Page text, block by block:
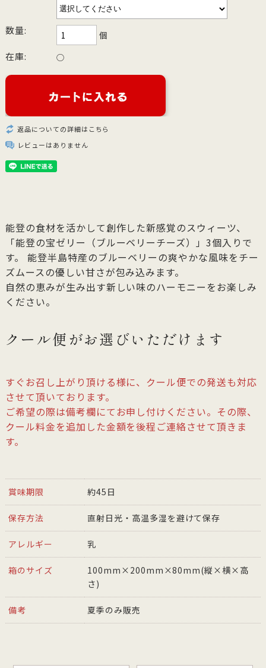
数量: 個
在庫: ○
返品についての詳細はこちら
レビューはありません
能登の食材を活かして創作した新感覚のスウィーツ、
「能登の宝ゼリー（ブルーベリーチーズ）」3個入りで
す。 能登半島特産のブルーベリーの爽やかな風味をチー
ズムースの優しい甘さが包み込みます。
自然の恵みが生み出す新しい味のハーモニーをお楽しみ
ください。
クール便がお選びいただけます
すぐお召し上がり頂ける様に、クール便での発送も対応
させて頂いております。
ご希望の際は備考欄にてお申し付けください。その際、
クール料金を追加した金額を後程ご連絡させて頂きま
す。
賞味期限 約45日
保存方法 直射日光・高温多湿を避けて保存
アレルギー 乳
箱のサイズ
100mm×200mm×80mm(縦×横×高
さ)
備考 夏季のみ販売